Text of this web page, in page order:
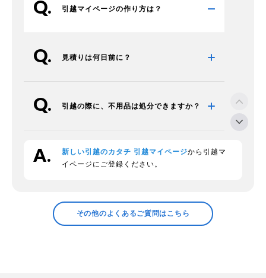
引越マイページの作り方は？
見積りは何日前に？
引越の際に、不用品は処分できますか？
段ボールの回収をお願いできますか？
領収証の発行などについて確認したい
新しい引越のカタチ 引越マイページから引越マ
イページにご登録ください。
その他のよくあるご質問はこちら